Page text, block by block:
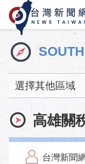
選擇其他區域
高雄關
台灣新聞